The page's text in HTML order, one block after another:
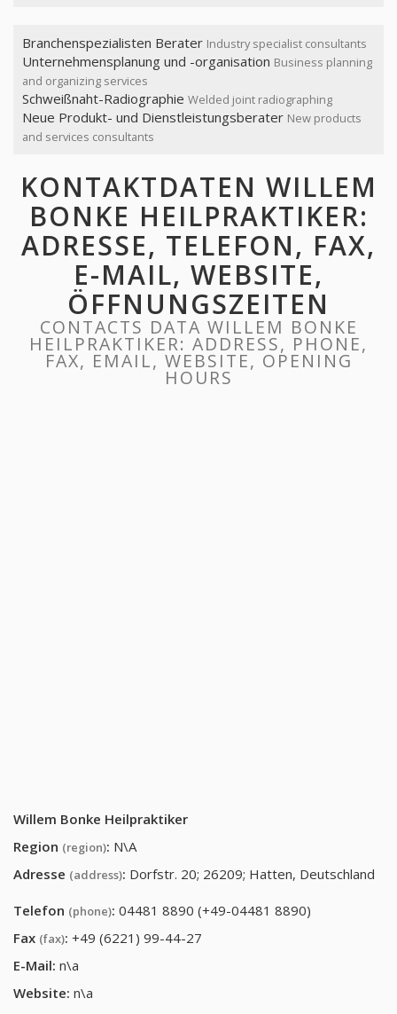
Branchenspezialisten Berater Industry specialist consultants
Unternehmensplanung und -organisation Business planning
and organizing services
Schweißnaht-Radiographie Welded joint radiographing
Neue Produkt- und Dienstleistungsberater New products
and services consultants
KONTAKTDATEN WILLEM
BONKE HEILPRAKTIKER:
ADRESSE, TELEFON, FAX,
E-MAIL, WEBSITE,
ÖFFNUNGSZEITEN
CONTACTS DATA WILLEM BONKE
HEILPRAKTIKER: ADDRESS, PHONE,
FAX, EMAIL, WEBSITE, OPENING
HOURS
Willem Bonke Heilpraktiker
Region (region): N\A
Adresse (address): Dorfstr. 20; 26209; Hatten, Deutschland
Telefon (phone): 04481 8890 (+49-04481 8890)
Fax (fax): +49 (6221) 99-44-27
E-Mail: n\a
Website: n\a